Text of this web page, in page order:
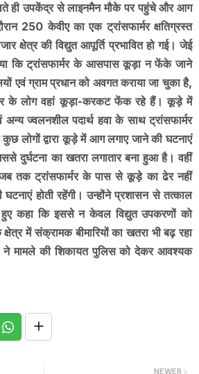
ही उपकेंद्र से लाइनमैन मौके पर पहुंचे और आग
250 केवीए का एक ट्रांसफार्मर क्षतिग्रस्त
क्षेत्र की विद्युत आपूर्ति प्रभावित हो गई। जेई
कि ट्रांसफार्मर के आसपास कूड़ा न फेंके जाने
एवं ग्राम प्रधान को अवगत कराया जा चुका है,
के लोग वहां कूड़ा-करकट फेंक रहे हैं। कूड़े में
ज्वलनशील पदार्थ हवा के साथ ट्रांसफार्मर
लोगों द्वारा कूड़े में आग लगाए जाने की घटनाएं
दुर्घटना का खतरा लगातार बना हुआ है। वहीं
जब तक ट्रांसफार्मर के पास से कूड़े का ढेर नहीं
घटनाएं होती रहेंगी। उन्होंने प्रशासन से तत्काल
कहा कि इससे न केवल विद्युत उपकरणों को
में संक्रामक बीमारियों का खतरा भी बढ़ रहा
ने मामले की शिकायत पुलिस को देकर आवश्यक
NEWER